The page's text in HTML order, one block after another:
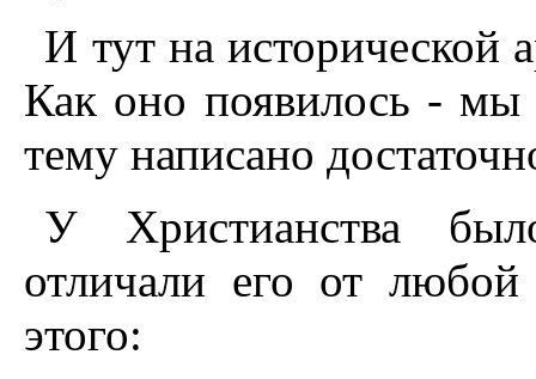
И тут на исторической
Как оно появилось - мы
тему написано
У Христианства
отличали его от
этого: